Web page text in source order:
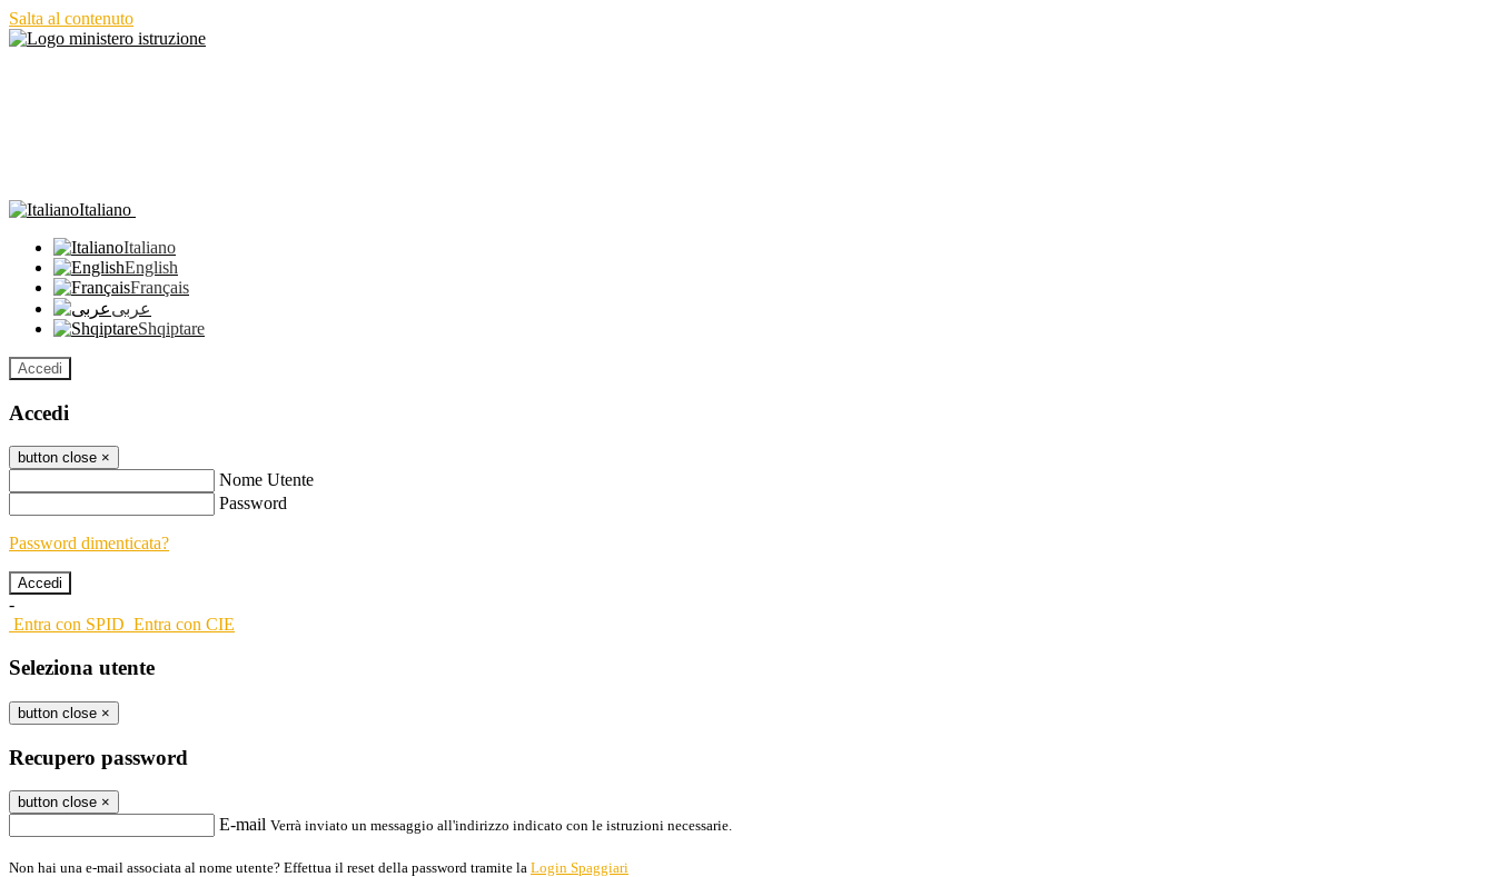
Salta al contenuto
Italiano
Italiano
English
Français
عربى
Shqiptare
Accedi
Accedi
button close ×
Nome Utente
Password
Password dimenticata?
-
Entra con SPID Entra con CIE
Seleziona utente
button close ×
Recupero password
button close ×
E-mail Verrà inviato un messaggio all'indirizzo indicato con le istruzioni necessarie.
Non hai una e-mail associata al nome utente? Effettua il reset della password tramite la Login Spaggiari